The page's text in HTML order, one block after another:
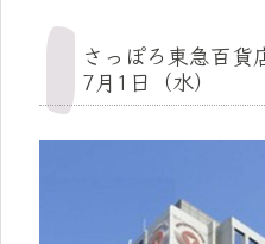
さっぽろ東急百
7月1日（水）